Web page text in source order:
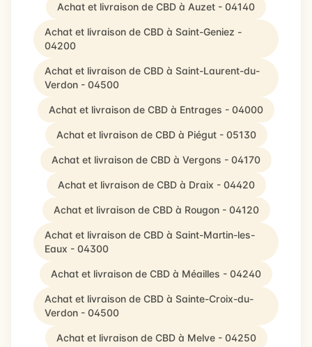
Achat et livraison de CBD à Auzet - 04140
Achat et livraison de CBD à Saint-Geniez -
04200
Achat et livraison de CBD à Saint-Laurent-du-
Verdon - 04500
Achat et livraison de CBD à Entrages - 04000
Achat et livraison de CBD à Piégut - 05130
Achat et livraison de CBD à Vergons - 04170
Achat et livraison de CBD à Draix - 04420
Achat et livraison de CBD à Rougon - 04120
Achat et livraison de CBD à Saint-Martin-les-
Eaux - 04300
Achat et livraison de CBD à Méailles - 04240
Achat et livraison de CBD à Sainte-Croix-du-
Verdon - 04500
Achat et livraison de CBD à Melve - 04250